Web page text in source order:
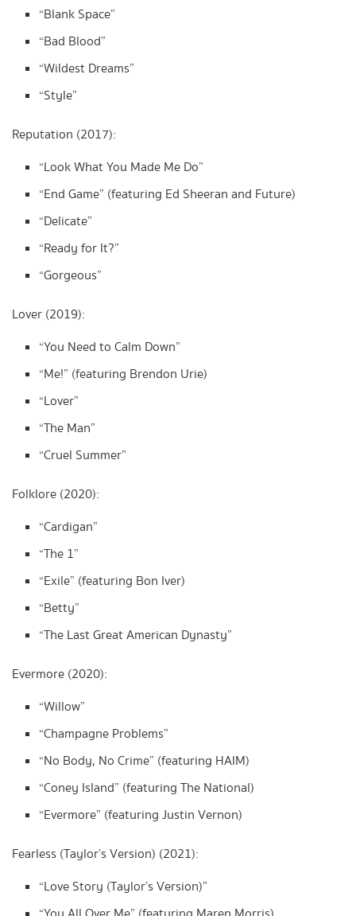
“Blank Space”
“Bad Blood”
“Wildest Dreams”
“Style”
Reputation (2017):
“Look What You Made Me Do”
“End Game” (featuring Ed Sheeran and Future)
“Delicate”
“Ready for It?”
“Gorgeous”
Lover (2019):
“You Need to Calm Down”
“Me!” (featuring Brendon Urie)
“Lover”
“The Man”
“Cruel Summer”
Folklore (2020):
“Cardigan”
“The 1”
“Exile” (featuring Bon Iver)
“Betty”
“The Last Great American Dynasty”
Evermore (2020):
“Willow”
“Champagne Problems”
“No Body, No Crime” (featuring HAIM)
“Coney Island” (featuring The National)
“Evermore” (featuring Justin Vernon)
Fearless (Taylor’s Version) (2021):
“Love Story (Taylor’s Version)”